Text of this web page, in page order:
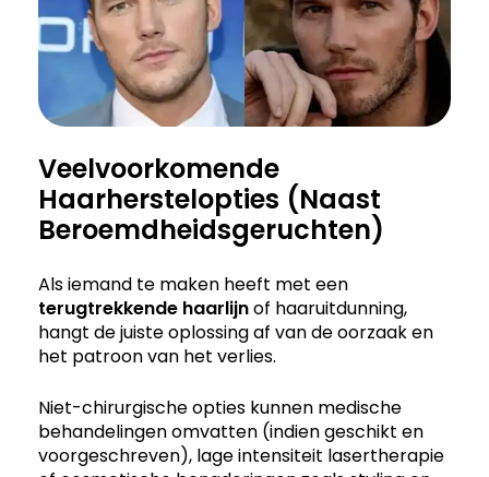
Veelvoorkomende
Haarherstelopties (Naast
Beroemdheidsgeruchten)
Als iemand te maken heeft met een
terugtrekkende haarlijnof haaruitdunning,
hangt de juiste oplossing af van de oorzaak en
het patroon van het verlies.
Niet-chirurgische opties kunnen medische
behandelingen omvatten (indien geschikt en
voorgeschreven), lage intensiteit lasertherapie